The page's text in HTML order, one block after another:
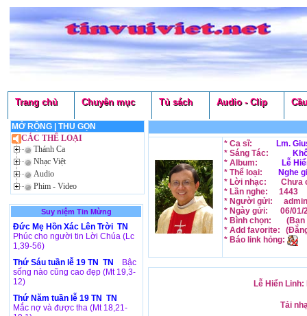
Trang chủ Chuyên mục Tủ sách Audio - Clip
MỞ RỘNG
THU GỌN
CÁC THỂ LOẠI
Thánh Ca
Nhạc Việt
Audio
Phim - Video
Suy niệm Tin Mừng
Đức Mẹ Hồn Xác Lên Trời TN
Phúc cho người tin Lời Chúa (Lc
1,39-56)
Thứ Sáu tuần lễ 19 TN TN
Bậc
sống nào cũng cao đẹp (Mt 19,3-
12)
Thứ Năm tuần lễ 19 TN TN
Mắc nợ và được tha (Mt 18,21-
* Ca sĩ:
Lm.
* Sáng Tác:
* Album:
Lễ
* Thể loại:
Nghe
* Lời nhạc:
Chưa
* Lần nghe:
1443
* Người gửi:
admin
* Ngày gửi:
06/01/
* Bình chọn:
(Bạn
* Add favorite:
* Báo link hỏng:
Lễ Hiển
Tải